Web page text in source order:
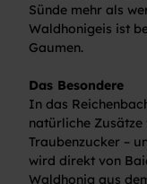
Sünde mehr als
Waldhonigeis ist
Gaumen.
Das Besondere
In das
natürliche
Traubenzucker –
wird direkt von
Waldhonig aus